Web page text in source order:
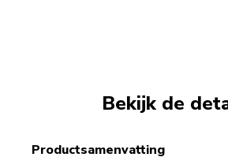
Bekijk de
productsamenvatting